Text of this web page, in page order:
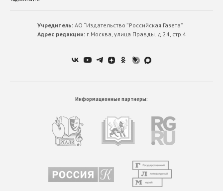
Учредитель:АО “Издательство ”Российская Газета”
Адрес редакции:г.Москва, улица Правды. д.24, стр.4
Информационные партнеры: